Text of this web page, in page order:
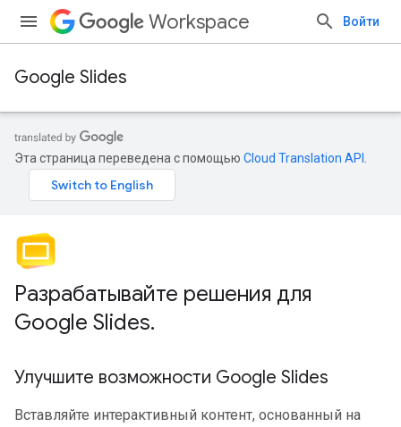
Workspace Войти
Google Slides
Эта страница переведена с помощью Cloud Translation API
Разрабатывайте решения для
Google Slides.
Улучшите возможности Google Slides
Вставляйте интерактивный контент, основанный на